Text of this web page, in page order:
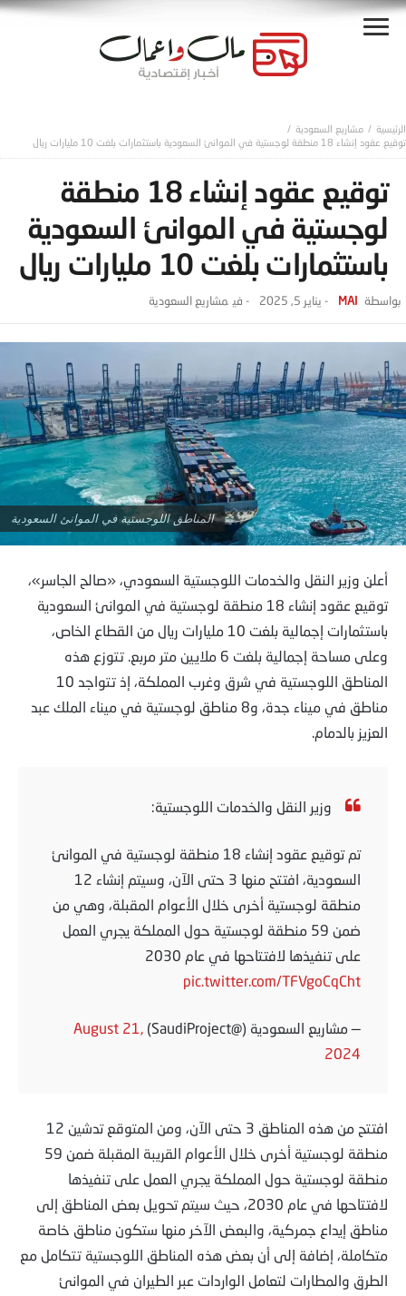
مشاريع السعودية
توقيع عقود إنشاء 18 منطقة لوجستية في الموانئ السعودية باستثمارات بلغت 10 مليارات ريال
توقيع عقود إنشاء 18 منطقة
لوجستية في الموانئ السعودية
باستثمارات بلغت 10 مليارات ريال
MAI
- يناير 5, 2025 - ‎في مشاريع السعودية
المناطق اللوجستية في الموانئ السعودية
أعلن وزير النقل والخدمات اللوجستية السعودي، «صالح الجاسر»،
توقيع عقود إنشاء 18 منطقة لوجستية في الموانئ السعودية
باستثمارات إجمالية بلغت 10 مليارات ريال من القطاع الخاص،
وعلى مساحة إجمالية بلغت 6 ملايين متر مربع. تتوزع هذه
المناطق اللوجستية في شرق وغرب المملكة، إذ تتواجد 10
مناطق في ميناء جدة، و8 مناطق لوجستية في ميناء الملك عبد
العزيز بالدمام.
وزير النقل والخدمات اللوجستية:
تم توقيع عقود إنشاء 18 منطقة لوجستية في الموانئ
السعودية، افتتح منها 3 حتى الآن، وسيتم إنشاء 12
منطقة لوجستية أخرى خلال الأعوام المقبلة، وهي من
ضمن 59 منطقة لوجستية حول المملكة يجري العمل
على تنفيذها لافتتاحها في عام 2030
pic.twitter.com/TFVgoCqCht
— مشاريع السعودية (@SaudiProject)
August 21,
2024
افتتح من هذه المناطق 3 حتى الآن، ومن المتوقع تدشين 12
منطقة لوجستية أخرى خلال الأعوام القريبة المقبلة ضمن 59
منطقة لوجستية حول المملكة يجري العمل على تنفيذها
لافتتاحها في عام 2030، حيث سيتم تحويل بعض المناطق إلى
مناطق إيداع جمركية، والبعض الآخر منها ستكون مناطق خاصة
متكاملة، إضافة إلى أن بعض هذه المناطق اللوجستية تتكامل مع
الطرق والمطارات لتعامل الواردات عبر الطيران في الموانئ